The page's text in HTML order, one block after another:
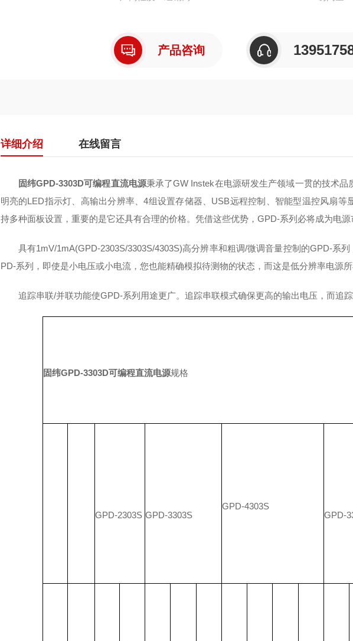
产品咨询
详细介绍 在线留言
固纬GPD-3303D可编程直流电源秉承了GW Instek在电源研发生产领域一贯的技术品
明亮的LED指示灯、高输出分辨率、4组设置存储器、USB远程控制、智能型温控风扇等
持多种面板设置，重要的是它还具有合理的价格。凭借这些优势，GPD-系列必将成为电源
具有1mV/1mA(GPD-2303S/3303S/4303S)高分辨率和粗调/微调音量控制的GPD-系列
PD-系列，即使是小电压或小电流，您也能精确模拟待测物的状态，而这是低分辨率电源所
追踪串联/并联功能使GPD-系列用途更广。追踪串联模式确保更高的输出电压，而追踪
固纬GPD-3303D可编程直流电源规格
GPD-2303S GPD-3303S
GPD-4303S
GPD-